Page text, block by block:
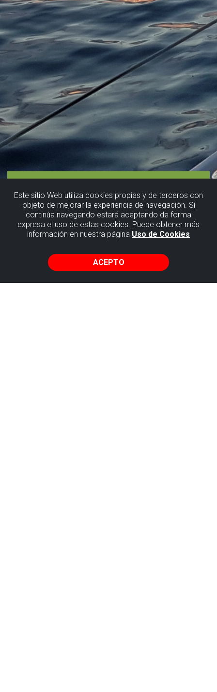
Este sitio Web utiliza cookies propias y de terceros con
objeto de mejorar la experiencia de navegación. Si
continúa navegando estará aceptando de forma
expresa el uso de estas cookies. Puede obtener más
información en nuestra página Uso de Cookies
ACEPTO